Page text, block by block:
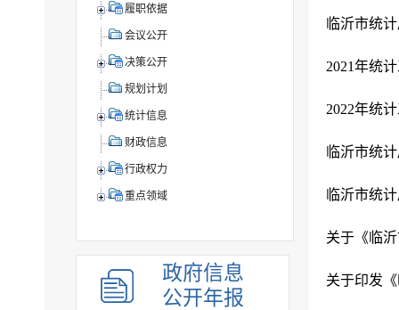
履职依据
会议公开
决策公开
规划计划
统计信息
财政信息
行政权力
重点领域
政府信息
公开年报
临沂市统
2021年统
2022年统
临沂市统
临沂市统
关于《临
关于印发